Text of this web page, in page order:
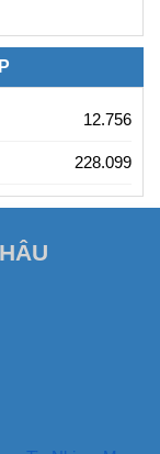
12.756
228.099